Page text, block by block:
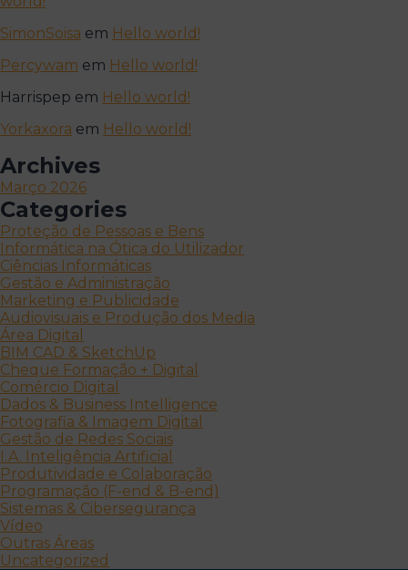
SimonSoisa em Hello world!
Percywam em Hello world!
Harrispep em Hello world!
Yorkaxora em Hello world!
Archives
Março 2026
Categories
Proteção de Pessoas e Bens
Informática na Ótica do Utilizador
Ciências Informáticas
Gestão e Administração
Marketing e Publicidade
Audiovisuais e Produção dos Media
Área Digital
BIM CAD & SketchUp
Cheque Formação + Digital
Comércio Digital
Dados & Business Intelligence
Fotografia & Imagem Digital
Gestão de Redes Sociais
I.A. Inteligência Artificial
Produtividade e Colaboração
Programação (F-end & B-end)
Sistemas & Cibersegurança
Vídeo
Outras Áreas
Uncategorized